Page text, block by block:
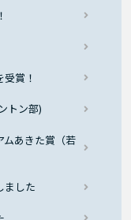
賞！
トン部)
ムあきた賞（若
ました